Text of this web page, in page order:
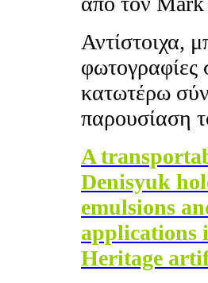
Αντίστοιχα,
φωτογραφίες
κατωτέρω
παρουσίαση
A
Denisyuk
emulsions
applications
Heritage